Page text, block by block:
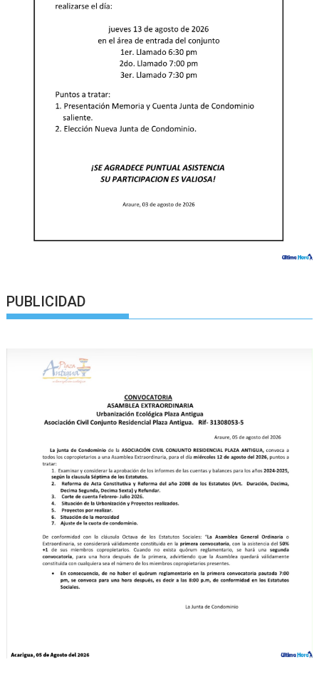
PUBLICIDAD